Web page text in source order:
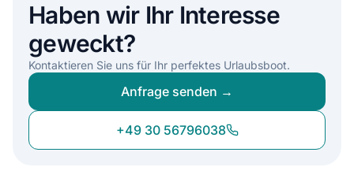
Haben wir Ihr Interesse
geweckt?
Kontaktieren Sie uns für Ihr perfektes Urlaubsboot.
Anfrage senden →
+49 30 56796038